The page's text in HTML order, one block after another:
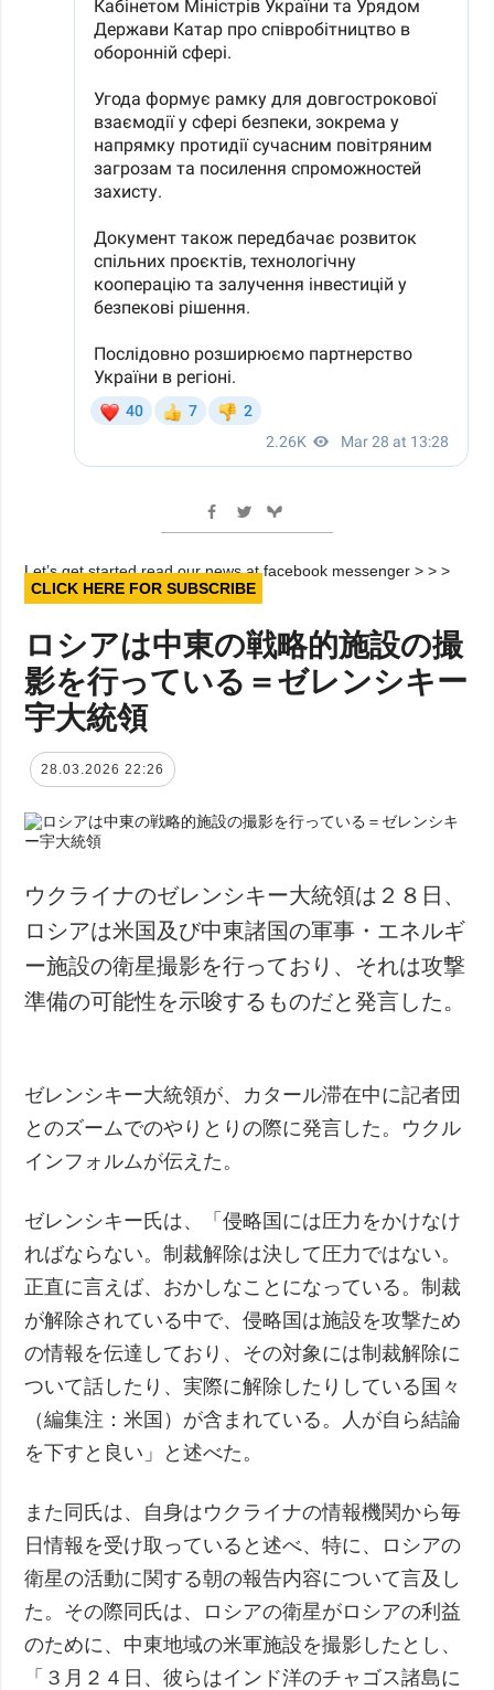
Let’s get started read our news at facebook messenger > > >
CLICK HERE FOR SUBSCRIBE
ロシアは中東の戦略的施設の撮
影を行っている＝ゼレンシキー
宇大統領
28.03.2026 22:26
ウクライナのゼレンシキー大統領は２８日、
ロシアは米国及び中東諸国の軍事・エネルギ
ー施設の衛星撮影を行っており、それは攻撃
準備の可能性を示唆するものだと発言した。
ゼレンシキー大統領が、カタール滞在中に記者団
とのズームでのやりとりの際に発言した。ウクル
インフォルムが伝えた。
ゼレンシキー氏は、「侵略国には圧力をかけなけ
ればならない。制裁解除は決して圧力ではない。
正直に言えば、おかしなことになっている。制裁
が解除されている中で、侵略国は施設を攻撃ため
の情報を伝達しており、その対象には制裁解除に
ついて話したり、実際に解除したりしている国々
（編集注：米国）が含まれている。人が自ら結論
を下すと良い」と述べた。
また同氏は、自身はウクライナの情報機関から毎
日情報を受け取っていると述べ、特に、ロシアの
衛星の活動に関する朝の報告内容について言及し
た。その際同氏は、ロシアの衛星がロシアの利益
のために、中東地域の米軍施設を撮影したとし、
「３月２４日、彼らはインド洋のチャゴス諸島に